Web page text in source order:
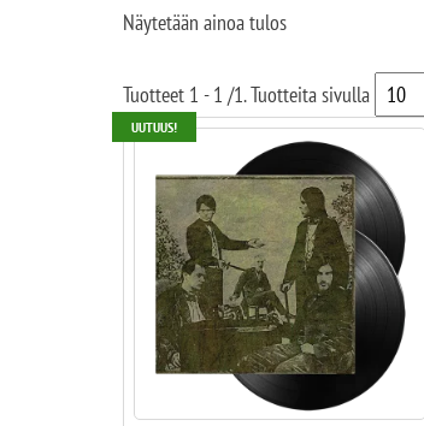
Näytetään ainoa tulos
Tuotteet 1 - 1 /1. Tuotteita sivulla
UUTUUS!